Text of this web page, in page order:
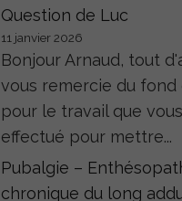
Question de Luc
11 janvier 2026
Bonjour Arnaud, tout
vous remercie du
pour le travail que
effectué pour mettre...
Pubalgie –
chronique du long